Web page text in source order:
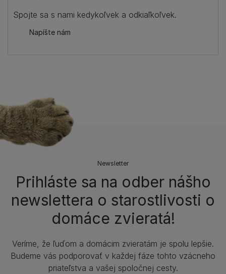
Spojte sa s nami kedykoľvek a odkiaľkoľvek.
Napíšte nám
Newsletter
Prihláste sa na odber nášho
newslettera o starostlivosti o
domáce zvieratá!
Veríme, že ľuďom a domácim zvieratám je spolu lepšie.
Budeme vás podporovať v každej fáze tohto vzácneho
priateľstva a vašej spoločnej cesty.